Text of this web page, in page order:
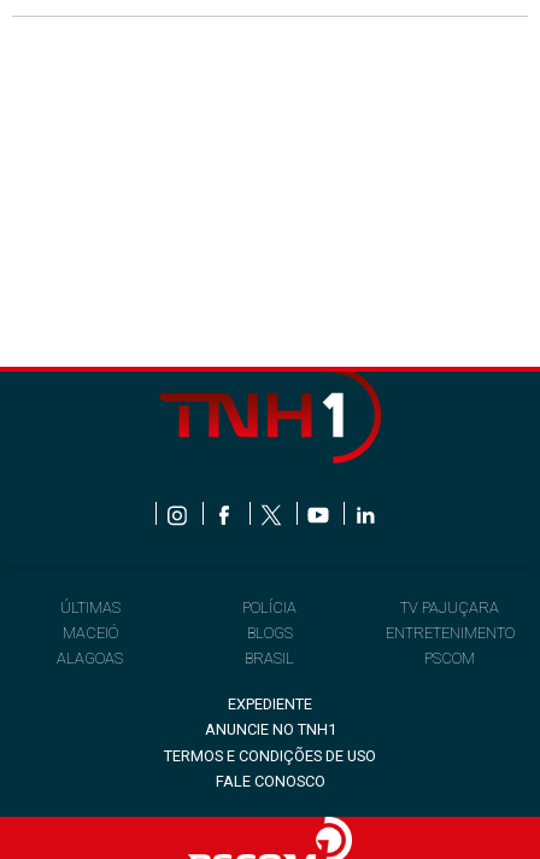
ÚLTIMAS
MACEIÓ
ALAGOAS
POLÍCIA
BLOGS
BRASIL
TV PAJUÇARA
ENTRETENIMENTO
PSCOM
EXPEDIENTE
ANUNCIE NO TNH1
TERMOS E CONDIÇÕES DE USO
FALE CONOSCO